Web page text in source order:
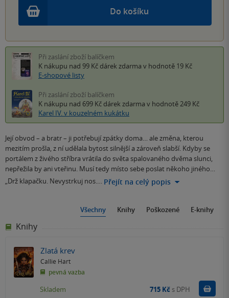
Do košíku
Při zaslání zboží balíčkem
K nákupu nad 99 Kč dárek zdarma v hodnotě 19 Kč
E-shopové listy
Při zaslání zboží balíčkem
K nákupu nad 699 Kč dárek zdarma v hodnotě 249 Kč
Karel IV. v kouzelném kukátku
Její obvod – a bratr – ji potřebují zpátky doma… ale změna, kterou
mezitím prošla, z ní udělala bytost silnější a zároveň slabší. Kdyby se
portálem z živého stříbra vrátila do světa spalovaného dvěma slunci,
nepřežila by ani vteřinu. Musí tedy místo sebe poslat někoho jiného…
„Drž klapačku. Nevystrkuj nos.… Přejít na celý popis
Všechny Knihy Poškozené E-knihy
Knihy
Zlatá krev
Callie Hart
pevná vazba
Skladem 715 Kč s DPH